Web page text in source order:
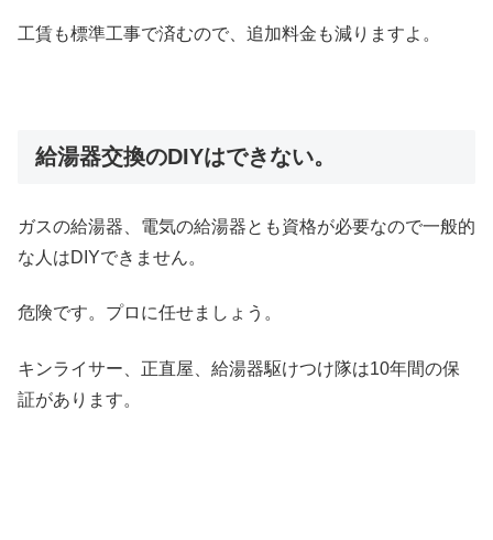
工賃も標準工事で済むので、追加料金も減りますよ。
給湯器交換のDIYはできない。
ガスの給湯器、電気の給湯器とも資格が必要なので一般的
な人はDIYできません。
危険です。プロに任せましょう。
キンライサー、正直屋、給湯器駆けつけ隊は10年間の保
証があります。